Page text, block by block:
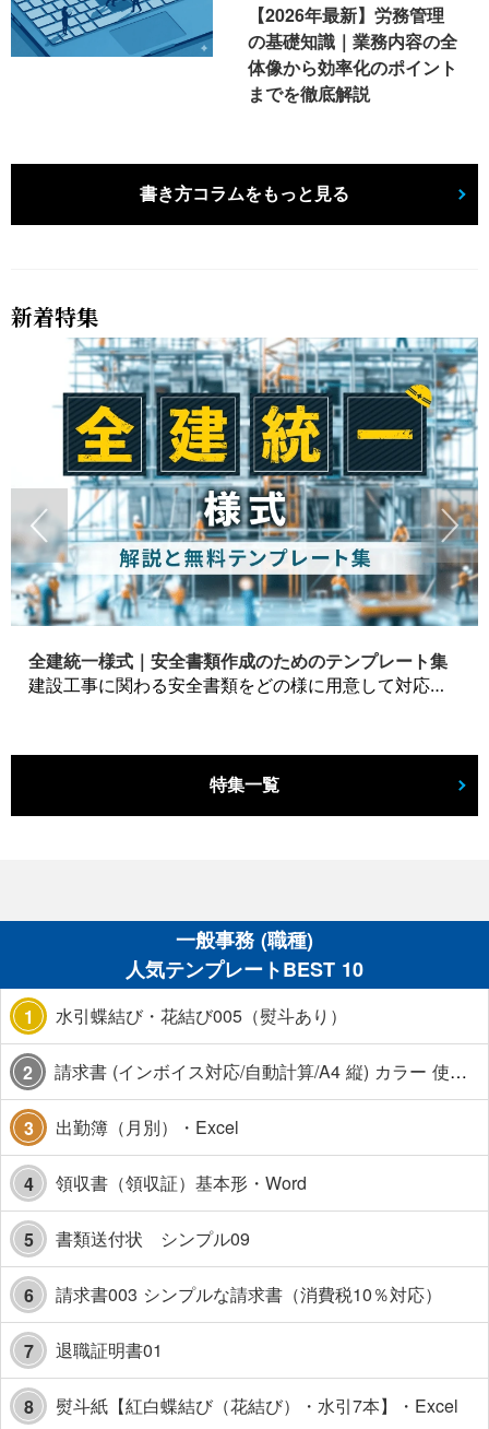
【2026年最新】労務管理
の基礎知識｜業務内容の全
体像から効率化のポイント
までを徹底解説
書き方コラムをもっと見る
新着特集
全建統一様式｜安全書類作成のためのテンプレート集
建設工事に関わる安全書類をどの様に用意して対応するか？関連書式テンプレートから書き方の注意点などの役立つコラムをbizoceanがお届けします。
特集一覧
一般事務 (職種)
人気テンプレートBEST 10
1 水引蝶結び・花結び005（熨斗あり）
2 請求書 (インボイス対応/自動計算/A4 縦) カラー 使い方解説あり
3 出勤簿（月別）・Excel
4 領収書（領収証）基本形・Word
5 書類送付状 シンプル09
6 請求書003 シンプルな請求書（消費税10％対応）
7 退職証明書01
8 熨斗紙【紅白蝶結び（花結び）・水引7本】・Excel